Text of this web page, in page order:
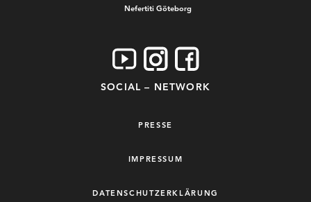
Nefertiti Göteborg
SOCIAL – NETWORK
PRESSE
IMPRESSUM
DATENSCHUTZERKLÄRUNG